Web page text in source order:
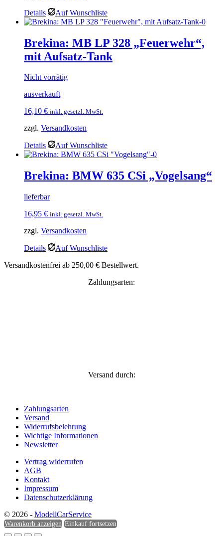
Details Auf Wunschliste
Brekina: MB LP 328 „Feuerwehr“,
mit Aufsatz-Tank
Nicht vorrätig
ausverkauft
16,10 € inkl. gesetzl. MwSt.
zzgl. Versandkosten
Details Auf Wunschliste
Brekina: BMW 635 CSi „Vogelsang“
lieferbar
16,95 € inkl. gesetzl. MwSt.
zzgl. Versandkosten
Details
Auf Wunschliste
Versandkostenfrei ab 250,00 € Bestellwert.
Zahlungsarten:
Versand durch:
Zahlungsarten
Versand
Widerrufsbelehrung
Wichtige Informationen
Newsletter
Vertrag widerrufen
AGB
Kontakt
Impressum
Datenschutzerklärung
© 2026 - ModellCarService
Warenkorb anzeigen Einkauf fortsetzen